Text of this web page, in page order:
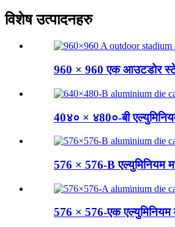
विशेष उत्पादनहरु
960 × 960 एक आउटडोर
40४० × ४80०-बी
576 × 576-B एल्युमिनियम
576 × 576-एक एल्युमिनियम